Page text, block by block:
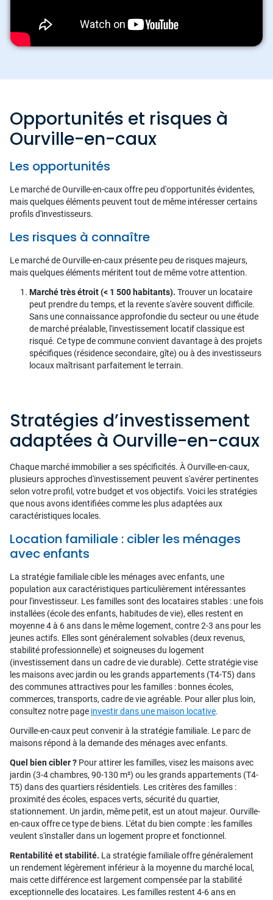
Opportunités et risques à
Ourville-en-caux
Les opportunités
Le marché de Ourville-en-caux offre peu d'opportunités évidentes,
mais quelques éléments peuvent tout de même intéresser certains
profils d'investisseurs.
Les risques à connaître
Le marché de Ourville-en-caux présente peu de risques majeurs,
mais quelques éléments méritent tout de même votre attention.
Marché très étroit (< 1 500 habitants). Trouver un locataire
peut prendre du temps, et la revente s'avère souvent difficile.
Sans une connaissance approfondie du secteur ou une étude
de marché préalable, l'investissement locatif classique est
risqué. Ce type de commune convient davantage à des projets
spécifiques (résidence secondaire, gîte) ou à des investisseurs
locaux maîtrisant parfaitement le terrain.
Stratégies d’investissement
adaptées à Ourville-en-caux
Chaque marché immobilier a ses spécificités. À Ourville-en-caux,
plusieurs approches d'investissement peuvent s'avérer pertinentes
selon votre profil, votre budget et vos objectifs. Voici les stratégies
que nous avons identifiées comme les plus adaptées aux
caractéristiques locales.
Location familiale : cibler les ménages
avec enfants
La stratégie familiale cible les ménages avec enfants, une
population aux caractéristiques particulièrement intéressantes
pour l'investisseur. Les familles sont des locataires stables : une fois
installées (école des enfants, habitudes de vie), elles restent en
moyenne 4 à 6 ans dans le même logement, contre 2-3 ans pour les
jeunes actifs. Elles sont généralement solvables (deux revenus,
stabilité professionnelle) et soigneuses du logement
(investissement dans un cadre de vie durable). Cette stratégie vise
les maisons avec jardin ou les grands appartements (T4-T5) dans
des communes attractives pour les familles : bonnes écoles,
commerces, transports, cadre de vie agréable. Pour aller plus loin,
consultez notre page investir dans une maison locative.
Ourville-en-caux peut convenir à la stratégie familiale. Le parc de
maisons répond à la demande des ménages avec enfants.
Quel bien cibler ? Pour attirer les familles, visez les maisons avec
jardin (3-4 chambres, 90-130 m²) ou les grands appartements (T4-
T5) dans des quartiers résidentiels. Les critères des familles :
proximité des écoles, espaces verts, sécurité du quartier,
stationnement. Un jardin, même petit, est un atout majeur. Ourville-
en-caux offre ce type de biens. L'état du bien compte : les familles
veulent s'installer dans un logement propre et fonctionnel.
Rentabilité et stabilité. La stratégie familiale offre généralement
un rendement légèrement inférieur à la moyenne du marché local,
mais cette différence est largement compensée par la stabilité
exceptionnelle des locataires. Les familles restent 4-6 ans en